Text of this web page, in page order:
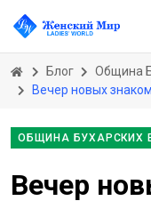
Блог
Община
Вечер новых
ОБЩИНА БУХАРСКИХ
Вечер